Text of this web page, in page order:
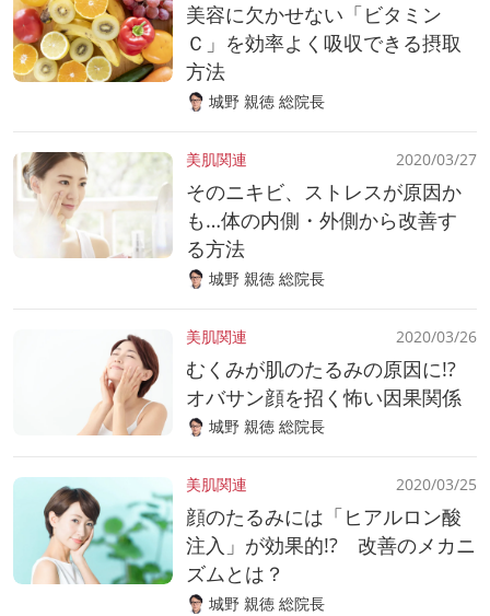
美容に欠かせない「ビタミン
Ｃ」を効率よく吸収できる摂取
方法
城野 親徳 総院長
美肌関連 2020/03/27
そのニキビ、ストレスが原因か
も…体の内側・外側から改善す
る方法
城野 親徳 総院長
美肌関連 2020/03/26
むくみが肌のたるみの原因に!?
オバサン顔を招く怖い因果関係
城野 親徳 総院長
美肌関連 2020/03/25
顔のたるみには「ヒアルロン酸
注入」が効果的!? 改善のメカニ
ズムとは？
城野 親徳 総院長